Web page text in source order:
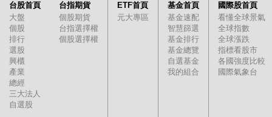
台股首頁
大盤
個股
排行
選股
興櫃
產業
總經
三大法人
自選股
台指期貨
個股期貨
台指選擇權
個股選擇權
ETF首頁
元大專區
基金首頁
基金速配
智慧篩選
基金排行
基金總覽
自選基金
我的組合
國際股首頁
看懂全球景氣
全球指數
全球漲跌
指標看股市
各國強度比較
國際氣象台